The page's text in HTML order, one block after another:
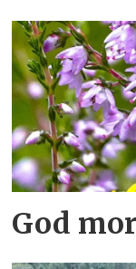
God